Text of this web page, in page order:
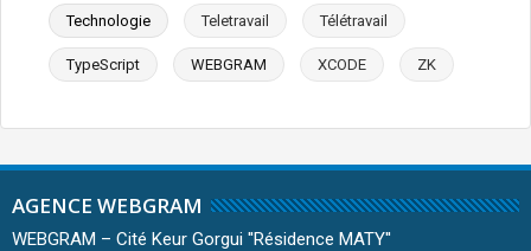
Technologie Teletravail Télétravail
TypeScript WEBGRAM XCODE ZK
AGENCE WEBGRAM
WEBGRAM – Cité Keur Gorgui ''Résidence MATY''